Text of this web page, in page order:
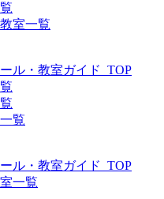
室一覧
ル・教室ガイド_TOP
覧
ル・教室ガイド_TOP
一覧